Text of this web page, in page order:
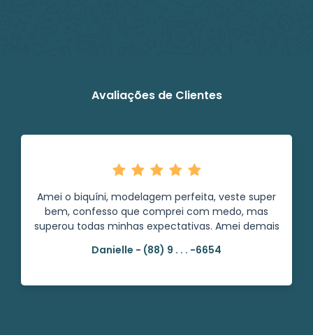
Avaliações de Clientes
Amei o biquíni, modelagem perfeita, veste super
bem, confesso que comprei com medo, mas
superou todas minhas expectativas. Amei demais
Danielle - (88) 9 . . . -6654